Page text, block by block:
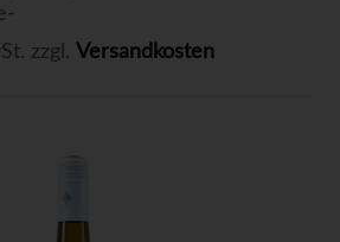
zzgl. Versandkosten